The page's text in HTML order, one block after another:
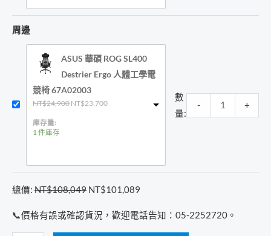
周邊
ASUS 華碩 ROG SL400
Destrier Ergo 人體工學電
競椅 67A02003
NT$24,900 原
NT$23,700目
庫存量:
1 件庫存
數
量:
- +
總價: NT$108,049 NT$101,089
📞價格有誤或確認貨況，歡迎電話告知：05-2252720。